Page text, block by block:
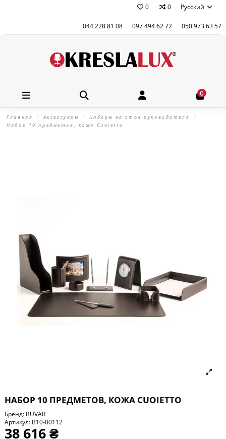
0 0 Русский
044 228 81 08 097 494 62 72 050 973 63 57
0
Главная Аксессуары
Наборы на стол руководителя
Набор 10 предметов, кожа Сuoietto
НАБОР 10 ПРЕДМЕТОВ, КОЖА СUOIETTO
Бренд: BUVAR
Артикул: B10-00112
38 616 ₴